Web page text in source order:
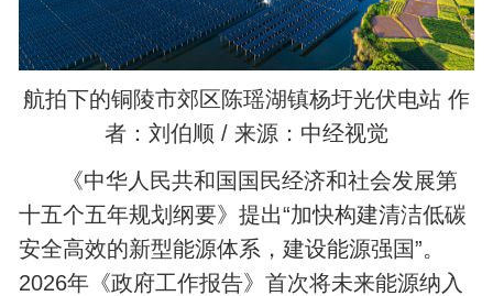
航拍下的铜陵市郊区陈瑶湖镇杨圩光伏电站 作
者：刘伯顺 / 来源：中经视觉
《中华人民共和国国民经济和社会发展第
十五个五年规划纲要》提出“加快构建清洁低碳
安全高效的新型能源体系，建设能源强国”。
2026年《政府工作报告》首次将未来能源纳入